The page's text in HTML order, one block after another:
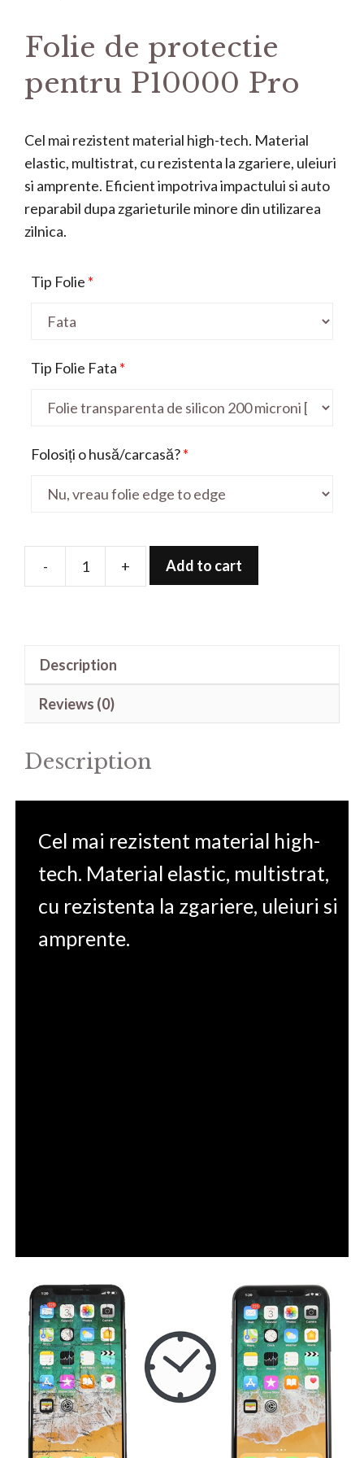
Folie de protectie
pentru P10000 Pro
Cel mai rezistent material high-tech. Material
elastic, multistrat, cu rezistenta la zgariere, uleiuri
si amprente. Eficient impotriva impactului si auto
reparabil dupa zgarieturile minore din utilizarea
zilnica.
Tip Folie *
Tip Folie Fata *
Folosiți o husă/carcasă?*
-
Folie
+ Add to cart
Description
Reviews (0)
Description
Cel mai rezistent material high-
tech. Material elastic, multistrat,
cu rezistenta la zgariere, uleiuri si
amprente.